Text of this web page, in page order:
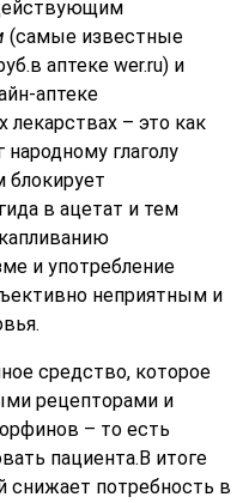
(самые известные
аптеке wer.ru) и
аптеке
лекарствах – это как
глаголу
блокирует
в ацетат и тем
и употребление
неприятным и
средство, которое
рецепторами и
– то есть
пациента.В итоге
снижает потребность в